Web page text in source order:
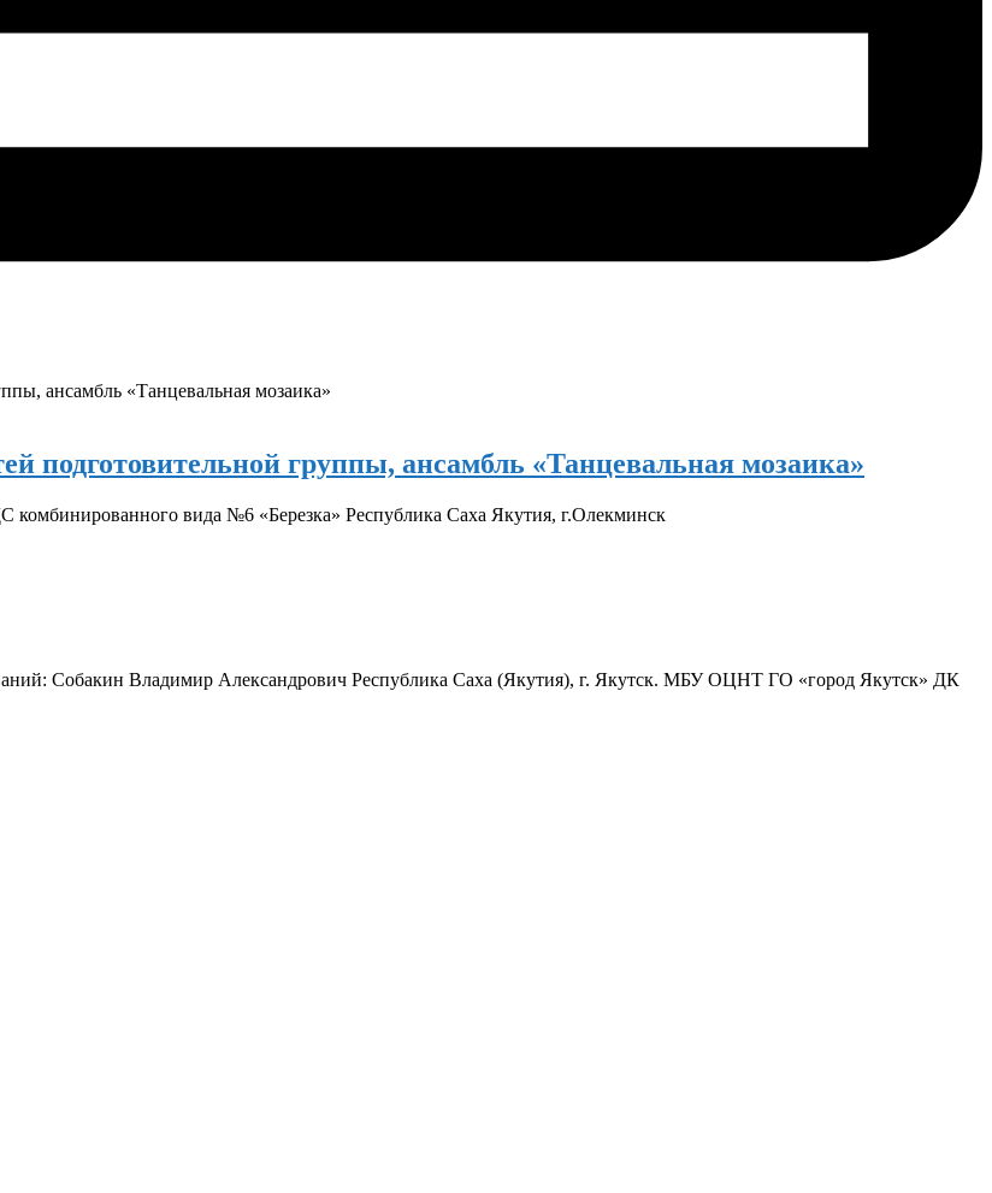
подготовительной группы, ансамбль «Танцевальная мозаика»
вида №6 «Березка» Республика Саха Якутия, г.Олекминск
Собакин Владимир Александрович Республика Саха (Якутия), г. Якутск. МБУ ОЦНТ ГО «город Якутск» ДК